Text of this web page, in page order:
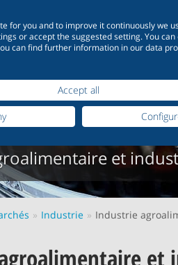
Régulation
Chimie
parfaitement coordonnées
en fonction de vos besoins
individuels
Digital Service
Votre partenaire de
Plus d'information
et
Industrie Industrie
et
for you and to improve it continuously we
or accept the suggested setting. You
can find further information in our data
Accept all